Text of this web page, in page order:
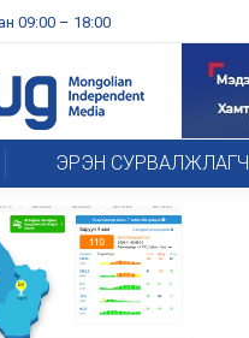
09:00 – 18:00
ЭРЭН СУРВАЛЖЛАГЧ